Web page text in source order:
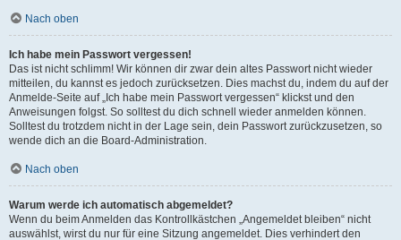
Nach oben
Ich habe mein Passwort vergessen!
Das ist nicht schlimm! Wir können dir zwar dein altes Passwort nicht wieder
mitteilen, du kannst es jedoch zurücksetzen. Dies machst du, indem du auf der
Anmelde-Seite auf „Ich habe mein Passwort vergessen“ klickst und den
Anweisungen folgst. So solltest du dich schnell wieder anmelden können.
Solltest du trotzdem nicht in der Lage sein, dein Passwort zurückzusetzen, so
wende dich an die Board-Administration.
Nach oben
Warum werde ich automatisch abgemeldet?
Wenn du beim Anmelden das Kontrollkästchen „Angemeldet bleiben“ nicht
auswählst, wirst du nur für eine Sitzung angemeldet. Dies verhindert den